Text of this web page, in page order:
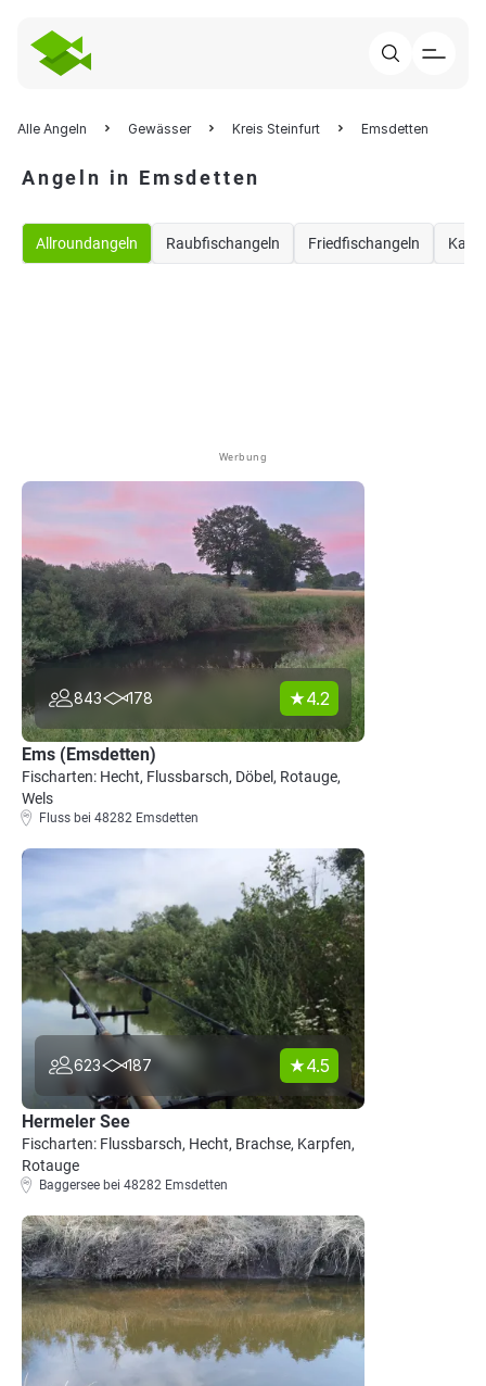
Alle Angeln Gewässer Kreis Steinfurt Emsdetten
Angeln in Emsdetten
Allroundangeln Raubfischangeln Friedfischangeln
Werbung
843 178 4.2
Ems (Emsdetten)
Fischarten: Hecht, Flussbarsch, Döbel, Rotauge,
Wels
Fluss bei 48282 Emsdetten
623 187 4.5
Hermeler See
Fischarten: Flussbarsch, Hecht, Brachse, Karpfen,
Rotauge
Baggersee bei 48282 Emsdetten